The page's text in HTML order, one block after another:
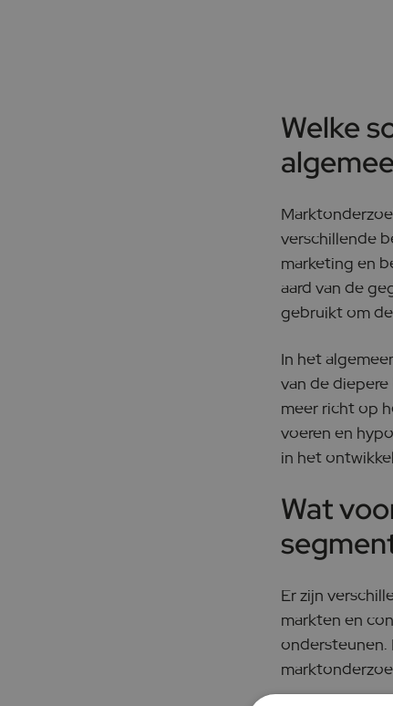
Welke
verschillende
marketing en
aard van de
gebruikt om
In het
van de
meer richt op
voeren en
in het
Wat
Er zijn
markten en
ondersteunen.